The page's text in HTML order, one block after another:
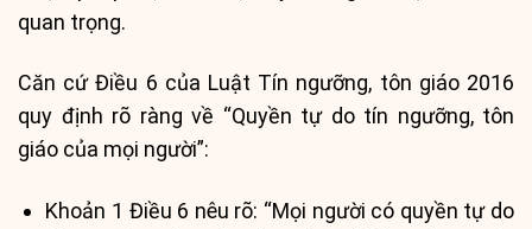
quan trọng.
Căn cứ Điều 6 của Luật Tín ngưỡng, tôn giáo 2016
quy định rõ ràng về “Quyền tự do tín ngưỡng, tôn
giáo của mọi người”:
Khoản 1 Điều 6 nêu rõ: “Mọi người có quyền tự do